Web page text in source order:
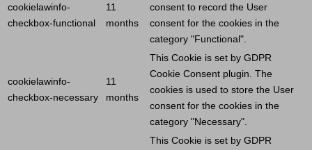
cookielawinfo-
checkbox-functional
11
months
consent to record the User
consent for the cookies in the
category "Functional".
cookielawinfo-
checkbox-necessary
11
months
This Cookie is set by GDPR
Cookie Consent plugin. The
cookies is used to store the User
consent for the cookies in the
category "Necessary".
This Cookie is set by GDPR